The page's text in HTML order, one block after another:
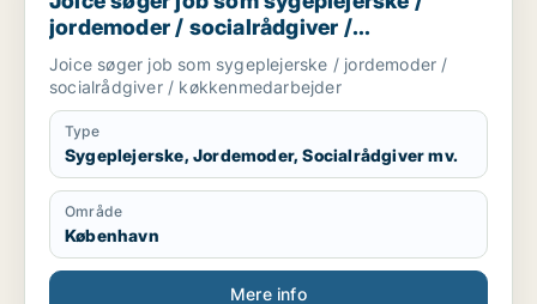
jordemoder / socialrådgiver /
køkkenmedarbejder
Joice søger job som sygeplejerske / jordemoder /
socialrådgiver / køkkenmedarbejder
Type
Sygeplejerske, Jordemoder, Socialrådgiver mv.
Område
København
Mere info